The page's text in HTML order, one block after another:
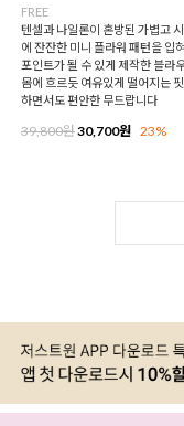
FREE
텐셀과 나일론이 혼방된 가볍고
에 잔잔한 미니 플라워 패턴을 입
포인트가 될 수 있게 제작한 블라
몸에 흐르듯 여유있게 떨어지는
하면서도 편안한 무드랍니다
39,800원30,700원 23%